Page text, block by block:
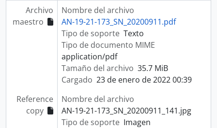
Archivo
maestro
Nombre del archivo
AN-19-21-173_SN_20200911.pdf
Tipo de soporte Texto
Tipo de documento MIME
application/pdf
Tamaño del archivo 35.7 MiB
Cargado 23 de enero de 2022 00:39
Reference
copy
Nombre del archivo
AN-19-21-173_SN_20200911_141.jpg
Tipo de soporte Imagen